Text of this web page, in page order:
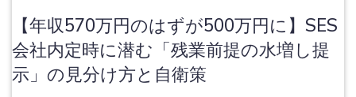
【年収570万円のはずが500万円に】SES
会社内定時に潜む「残業前提の水増し提
示」の見分け方と自衛策